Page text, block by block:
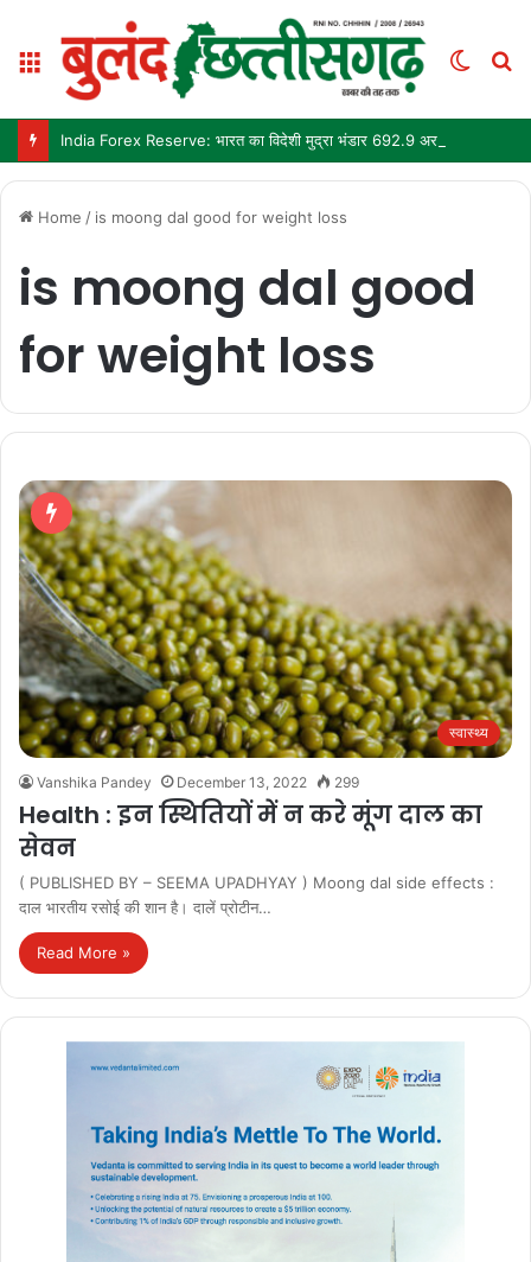
Menu
Switch
Home / is moong dal good for weight loss
is moong dal good
for weight loss
स्वास्थ्य
Vanshika Pandey December 13, 2022 299
Health : इन स्थितियों में न करे मूंग दाल का
सेवन
( PUBLISHED BY – SEEMA UPADHYAY ) Moong dal side effects :
दाल भारतीय रसोई की शान है। दालें प्रोटीन…
Read More »